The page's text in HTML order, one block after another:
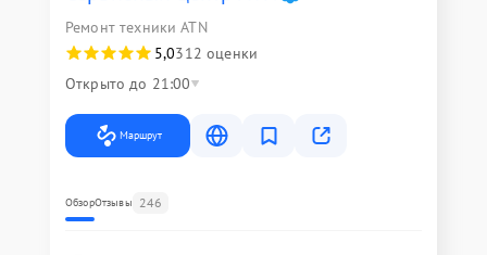
Ремонт техники ATN
5,0312 оценки
Открыто до 21:00
Маршрут
ОбзорОтзывы 246